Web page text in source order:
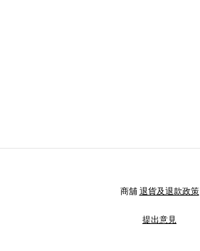
商舖退貨及退款政策
提出意見